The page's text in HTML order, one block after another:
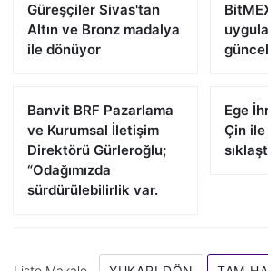
Güreşçiler Sivas'tan
Altın ve Bronz madalya
ile dönüyor
Banvit BRF Pazarlama
ve Kurumsal İletişim
Direktörü Gürleroğlu;
“Odağımızda
sürdürülebilirlik var.
Ege
Çin ile